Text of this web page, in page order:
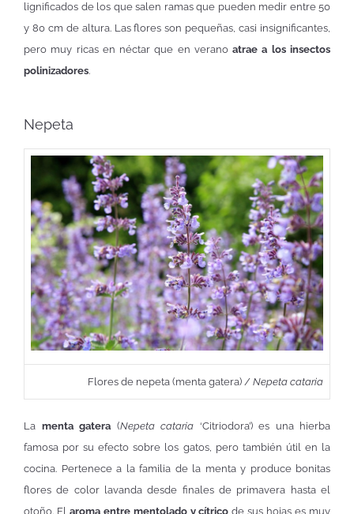
lignificados de los que salen ramas que pueden medir entre 50
y 80 cm de altura. Las flores son pequeñas, casi insignificantes,
pero muy ricas en néctar que en veranoatrae a los insectos
polinizadores.
Nepeta
Flores de nepeta (menta gatera) / Nepeta cataria
La menta gatera (Nepeta cataria ‘Citriodora’) es una hierba
famosa por su efecto sobre los gatos, pero también útil en la
cocina. Pertenece a la familia de la menta y produce bonitas
flores de color lavanda desde finales de primavera hasta el
otoño. El aroma entre mentolado y cítrico de sus hojas es muy